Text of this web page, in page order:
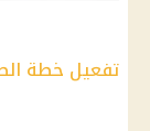
تفعيل خطة